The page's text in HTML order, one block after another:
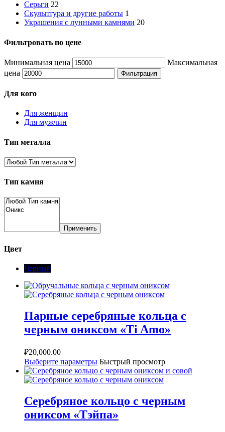
Серьги 22
Скульптура и другие работы 1
Украшения с лунными камнями 20
Фильтровать по цене
Минимальная цена
Максимальная
цена
Фильтрация
Для кого
Для женщин
Для мужчин
Тип металла
Тип камня
Применить
Цвет
Черный
Парные серебряные кольца с
черным ониксом «Ti Amo»
₽20,000.00
Выберите параметры Быстрый просмотр
Серебряное кольцо с черным
ониксом «Тэйпа»